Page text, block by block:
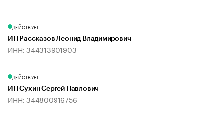
ДЕЙСТВУЕТ
ИП Рассказов Леонид Владимирович
ИНН: 344313901903
ДЕЙСТВУЕТ
ИП Сухин Сергей Павлович
ИНН: 344800916756